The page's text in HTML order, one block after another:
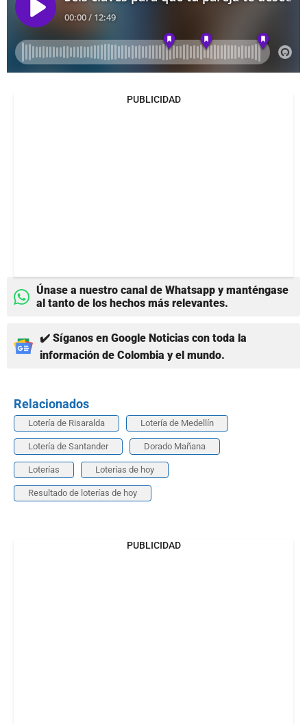
PUBLICIDAD
Únase a nuestro canal de Whatsapp y manténgase
al tanto de los hechos más relevantes.
✔️ Síganos en Google Noticias con toda la
información de Colombia y el mundo.
Relacionados
Lotería de Risaralda Lotería de Medellín
Lotería de Santander Dorado Mañana
Loterías Loterías de hoy
Resultado de loterías de hoy
PUBLICIDAD